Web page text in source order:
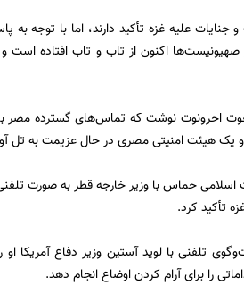
علیه غزه تأکید دارند، اما با توجه
اکنون از تاب و تاب افتاده
احرونوت نوشت که تماس‌های گسترده مصر
یک هیئت امنیتی مصری در حال عزیمت به تل
حماس با وزیر خارجه قطر به صورت
تأکید کرد.
تلفنی با لوید آستین وزیر دفاع آمریکا او
را برای آرام کردن اوضاع انجام دهد.